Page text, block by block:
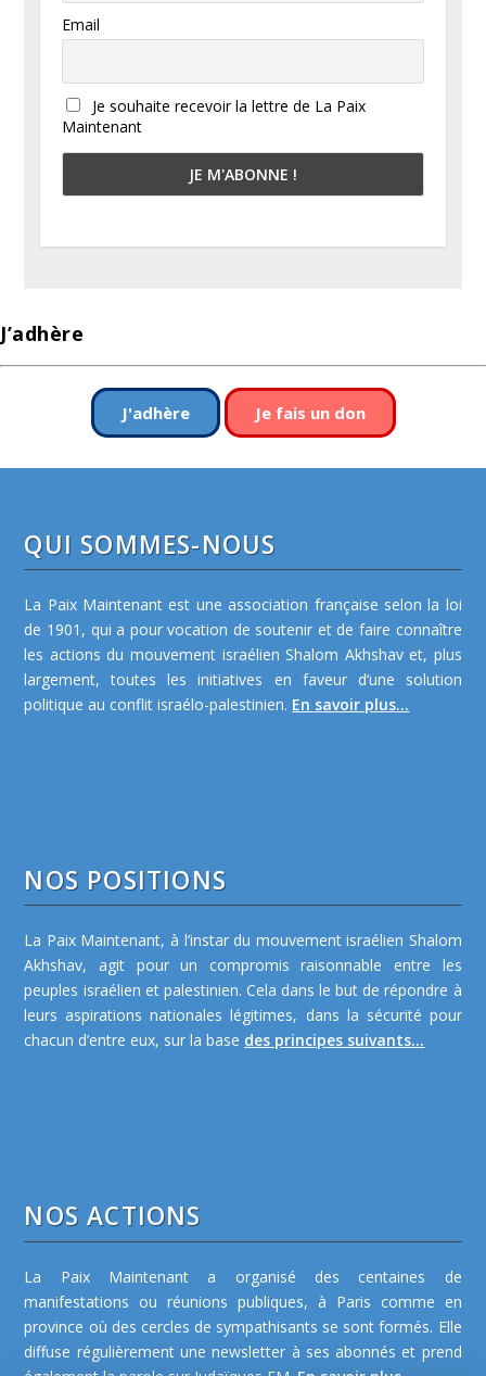
Email
Je souhaite recevoir la lettre de La Paix
Maintenant
J’adhère
J'adhère Je fais un don
QUI SOMMES-NOUS
La Paix Maintenant est une association française selon la loi
de 1901, qui a pour vocation de soutenir et de faire connaître
les actions du mouvement israélien Shalom Akhshav et, plus
largement, toutes les initiatives en faveur d’une solution
politique au conflit israélo-palestinien. En savoir plus...
NOS POSITIONS
La Paix Maintenant, à l’instar du mouvement israélien Shalom
Akhshav, agit pour un compromis raisonnable entre les
peuples israélien et palestinien. Cela dans le but de répondre à
leurs aspirations nationales légitimes, dans la sécurité pour
chacun d’entre eux, sur la base des principes suivants...
NOS ACTIONS
La Paix Maintenant a organisé des centaines de
manifestations ou réunions publiques, à Paris comme en
province où des cercles de sympathisants se sont formés. Elle
diffuse régulièrement une newsletter à ses abonnés et prend